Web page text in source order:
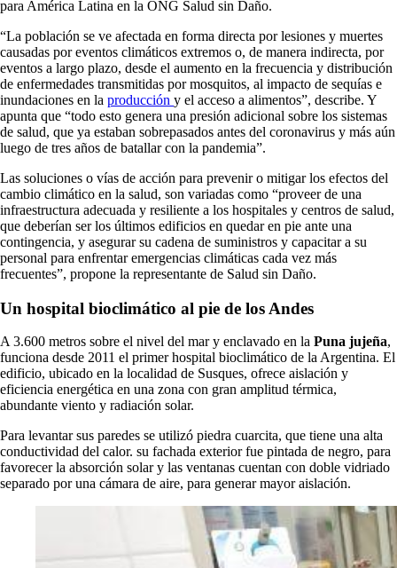
para América Latina en la ONG Salud sin Daño.
“La población se ve afectada en forma directa por lesiones y muertes
causadas por eventos climáticos extremos o, de manera indirecta, por
eventos a largo plazo, desde el aumento en la frecuencia y distribución
de enfermedades transmitidas por mosquitos, al impacto de sequías e
inundaciones en la producción y el acceso a alimentos”, describe. Y
apunta que “todo esto genera una presión adicional sobre los sistemas
de salud, que ya estaban sobrepasados antes del coronavirus y más aún
luego de tres años de batallar con la pandemia”.
Las soluciones o vías de acción para prevenir o mitigar los efectos del
cambio climático en la salud, son variadas como “proveer de una
infraestructura adecuada y resiliente a los hospitales y centros de salud,
que deberían ser los últimos edificios en quedar en pie ante una
contingencia, y asegurar su cadena de suministros y capacitar a su
personal para enfrentar emergencias climáticas cada vez más
frecuentes”, propone la representante de Salud sin Daño.
Un hospital bioclimático al pie de los Andes
A 3.600 metros sobre el nivel del mar y enclavado en la Puna jujeña,
funciona desde 2011 el primer hospital bioclimático de la Argentina. El
edificio, ubicado en la localidad de Susques, ofrece aislación y
eficiencia energética en una zona con gran amplitud térmica,
abundante viento y radiación solar.
Para levantar sus paredes se utilizó piedra cuarcita, que tiene una alta
conductividad del calor. su fachada exterior fue pintada de negro, para
favorecer la absorción solar y las ventanas cuentan con doble vidriado
separado por una cámara de aire, para generar mayor aislación.